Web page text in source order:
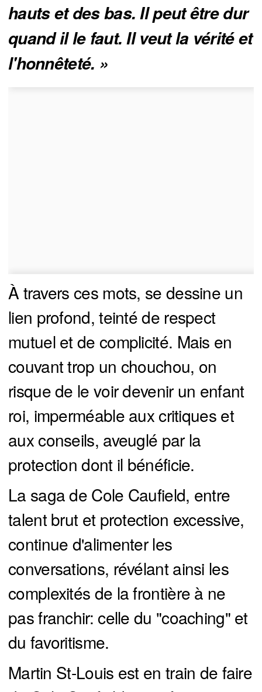
hauts et des bas. Il peut être dur
quand il le faut. Il veut la vérité et
l'honnêteté. »
À travers ces mots, se dessine un
lien profond, teinté de respect
mutuel et de complicité. Mais en
couvant trop un chouchou, on
risque de le voir devenir un enfant
roi, imperméable aux critiques et
aux conseils, aveuglé par la
protection dont il bénéficie.
La saga de Cole Caufield, entre
talent brut et protection excessive,
continue d'alimenter les
conversations, révélant ainsi les
complexités de la frontière à ne
pas franchir: celle du "coaching" et
du favoritisme.
Martin St-Louis est en train de faire